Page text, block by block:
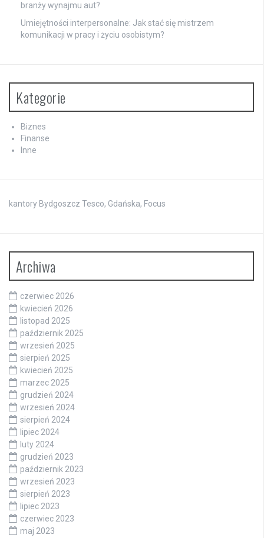
branży wynajmu aut?
Umiejętności interpersonalne: Jak stać się mistrzem
komunikacji w pracy i życiu osobistym?
Kategorie
Biznes
Finanse
Inne
kantory Bydgoszcz Tesco, Gdańska, Focus
Archiwa
czerwiec 2026
kwiecień 2026
listopad 2025
październik 2025
wrzesień 2025
sierpień 2025
kwiecień 2025
marzec 2025
grudzień 2024
wrzesień 2024
sierpień 2024
lipiec 2024
luty 2024
grudzień 2023
październik 2023
wrzesień 2023
sierpień 2023
lipiec 2023
czerwiec 2023
maj 2023